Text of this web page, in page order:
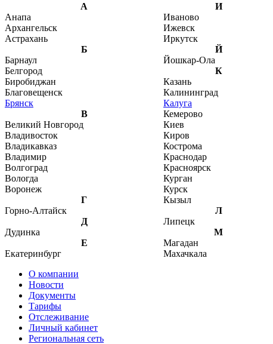
А И
Анапа
Иваново
Архангельск
Ижевск
Астрахань
Иркутск
Б
Й
Барнаул
Йошкар-Ола
Белгород
К
Биробиджан
Казань
Благовещенск
Калининград
Брянск
Калуга
В
Кемерово
Великий Новгород
Киев
Владивосток
Киров
Владикавказ
Кострома
Владимир
Краснодар
Волгоград
Красноярск
Вологда
Курган
Воронеж
Курск
Г
Кызыл
Горно-Алтайск
Л
Д
Липецк
Дудинка
М
Е
Магадан
Екатеринбург
Махачкала
О компании
Новости
Документы
Тарифы
Отслеживание
Личный кабинет
Региональная сеть